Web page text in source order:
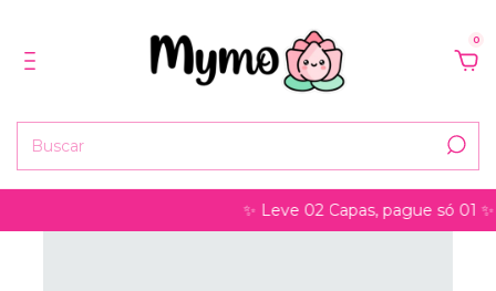
0
✨ Leve 02 Capas, pague só 01 ✨